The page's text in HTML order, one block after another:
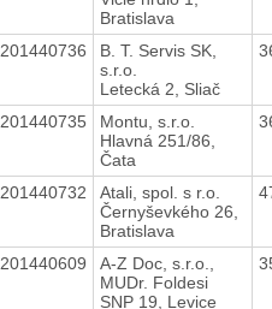
Bratislava
201440736
B. T. Servis SK,
s.r.o.
Letecká 2, Sliač
201440735
Montu, s.r.o.
Hlavná 251/86,
Čata
201440732
Atali, spol. s r.o.
Černyševkého 26,
Bratislava
201440609
A-Z Doc, s.r.o.,
MUDr. Foldesi
SNP 19, Levice